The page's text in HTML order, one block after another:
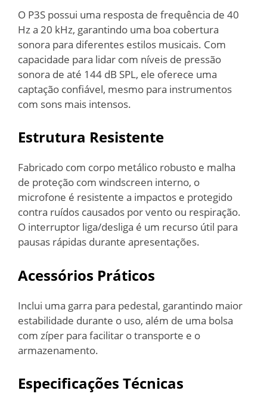
O P3S possui uma resposta de frequência de 40
Hz a 20 kHz, garantindo uma boa cobertura
sonora para diferentes estilos musicais. Com
capacidade para lidar com níveis de pressão
sonora de até 144 dB SPL, ele oferece uma
captação confiável, mesmo para instrumentos
com sons mais intensos.
Estrutura Resistente
Fabricado com corpo metálico robusto e malha
de proteção com windscreen interno, o
microfone é resistente a impactos e protegido
contra ruídos causados por vento ou respiração.
O interruptor liga/desliga é um recurso útil para
pausas rápidas durante apresentações.
Acessórios Práticos
Inclui uma garra para pedestal, garantindo maior
estabilidade durante o uso, além de uma bolsa
com zíper para facilitar o transporte e o
armazenamento.
Especificações Técnicas